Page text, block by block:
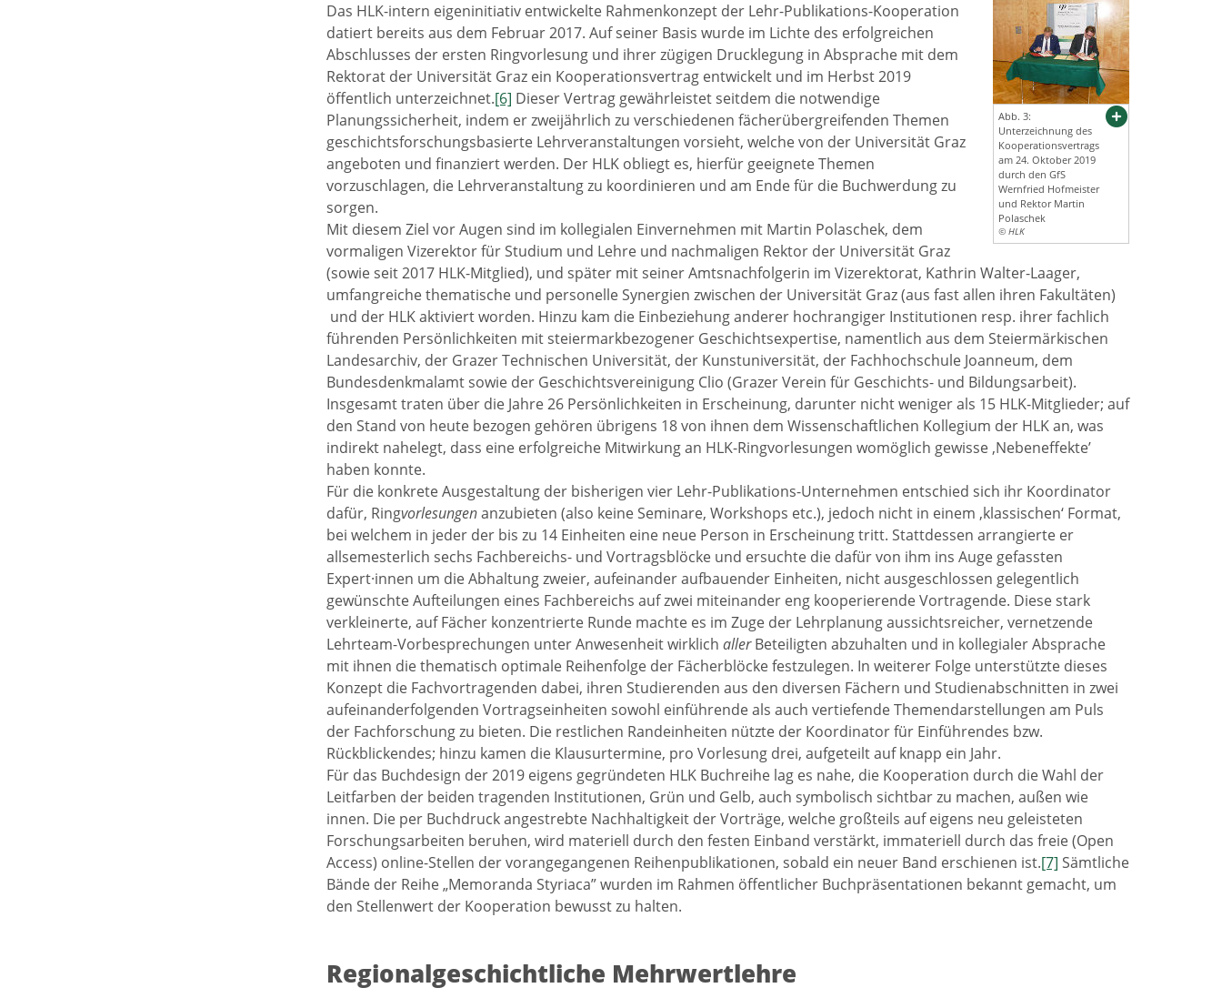
Abb. 3:
Unterzeichnung des
Kooperationsvertrags
am 24. Oktober 2019
durch den GfS
Wernfried Hofmeister
und Rektor Martin
Polaschek
© HLK
Das HLK-intern eigeninitiativ entwickelte Rahmenkonzept der Lehr‑Publikations-Kooperation
datiert bereits aus dem Februar 2017. Auf seiner Basis wurde im Lichte des erfolgreichen
Abschlusses der ersten Ringvorlesung und ihrer zügigen Drucklegung in Absprache mit dem
Rektorat der Universität Graz ein Kooperationsvertrag entwickelt und im Herbst 2019
öffentlich unterzeichnet.[6] Dieser Vertrag gewährleistet seitdem die notwendige
Planungssicherheit, indem er zweijährlich zu verschiedenen fächerübergreifenden Themen
geschichtsforschungsbasierte Lehrveranstaltungen vorsieht, welche von der Universität Graz
angeboten und finanziert werden. Der HLK obliegt es, hierfür geeignete Themen
vorzuschlagen, die Lehrveranstaltung zu koordinieren und am Ende für die Buchwerdung zu
sorgen.
Mit diesem Ziel vor Augen sind im kollegialen Einvernehmen mit Martin Polaschek, dem
vormaligen Vizerektor für Studium und Lehre und nachmaligen Rektor der Universität Graz
(sowie seit 2017 HLK-Mitglied), und später mit seiner Amtsnachfolgerin im Vizerektorat, Kathrin Walter-Laager,
umfangreiche thematische und personelle Synergien zwischen der Universität Graz (aus fast allen ihren Fakultäten)
und der HLK aktiviert worden. Hinzu kam die Einbeziehung anderer hochrangiger Institutionen resp. ihrer fachlich
führenden Persönlichkeiten mit steiermarkbezogener Geschichtsexpertise, namentlich aus dem Steiermärkischen
Landesarchiv, der Grazer Technischen Universität, der Kunstuniversität, der Fachhochschule Joanneum, dem
Bundesdenkmalamt sowie der Geschichtsvereinigung Clio (Grazer Verein für Geschichts- und Bildungsarbeit).
Insgesamt traten über die Jahre 26 Persönlichkeiten in Erscheinung, darunter nicht weniger als 15 HLK-Mitglieder; auf
den Stand von heute bezogen gehören übrigens 18 von ihnen dem Wissenschaftlichen Kollegium der HLK an, was
indirekt nahelegt, dass eine erfolgreiche Mitwirkung an HLK-Ringvorlesungen womöglich gewisse ‚Nebeneffekte’
haben konnte.
Für die konkrete Ausgestaltung der bisherigen vier Lehr-Publikations-Unternehmen entschied sich ihr Koordinator
dafür, Ringvorlesungenanzubieten (also keine Seminare, Workshops etc.), jedoch nicht in einem ‚klassischen‘ Format,
bei welchem in jeder der bis zu 14 Einheiten eine neue Person in Erscheinung tritt. Stattdessen arrangierte er
allsemesterlich sechs Fachbereichs‑ und Vortragsblöcke und ersuchte die dafür von ihm ins Auge gefassten
Expert·innen um die Abhaltung zweier, aufeinander aufbauender Einheiten, nicht ausgeschlossen gelegentlich
gewünschte Aufteilungen eines Fachbereichs auf zwei miteinander eng kooperierende Vortragende. Diese stark
verkleinerte, auf Fächer konzentrierte Runde machte es im Zuge der Lehrplanung aussichtsreicher, vernetzende
Lehrteam-Vorbesprechungen unter Anwesenheit wirklich allerBeteiligten abzuhalten und in kollegialer Absprache
mit ihnen die thematisch optimale Reihenfolge der Fächerblöcke festzulegen. In weiterer Folge unterstützte dieses
Konzept die Fachvortragenden dabei, ihren Studierenden aus den diversen Fächern und Studienabschnitten in zwei
aufeinanderfolgenden Vortragseinheiten sowohl einführende als auch vertiefende Themendarstellungen am Puls
der Fachforschung zu bieten. Die restlichen Randeinheiten nützte der Koordinator für Einführendes bzw.
Rückblickendes; hinzu kamen die Klausurtermine, pro Vorlesung drei, aufgeteilt auf knapp ein Jahr.
Für das Buchdesign der 2019 eigens gegründeten HLK Buchreihe lag es nahe, die Kooperation durch die Wahl der
Leitfarben der beiden tragenden Institutionen, Grün und Gelb, auch symbolisch sichtbar zu machen, außen wie
innen. Die per Buchdruck angestrebte Nachhaltigkeit der Vorträge, welche großteils auf eigens neu geleisteten
Forschungsarbeiten beruhen, wird materiell durch den festen Einband verstärkt, immateriell durch das freie (Open
Access) online-Stellen der vorangegangenen Reihenpublikationen, sobald ein neuer Band erschienen ist.[7] Sämtliche
Bände der Reihe „Memoranda Styriaca” wurden im Rahmen öffentlicher Buchpräsentationen bekannt gemacht, um
den Stellenwert der Kooperation bewusst zu halten.
Regionalgeschichtliche Mehrwertlehre